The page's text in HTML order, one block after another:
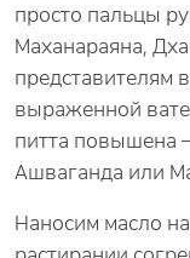
просто пальцы
Маханараяна,
представителям
выраженной
питта повышена
Ашваганда или
Наносим масло